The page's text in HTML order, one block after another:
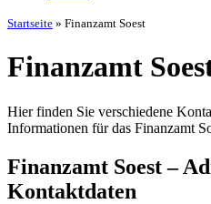
Startseite » Finanzamt Soest
Finanzamt
Hier finden Sie verschiedene
Informationen für das Finanzamt
Finanzamt Soest –
Kontaktdaten